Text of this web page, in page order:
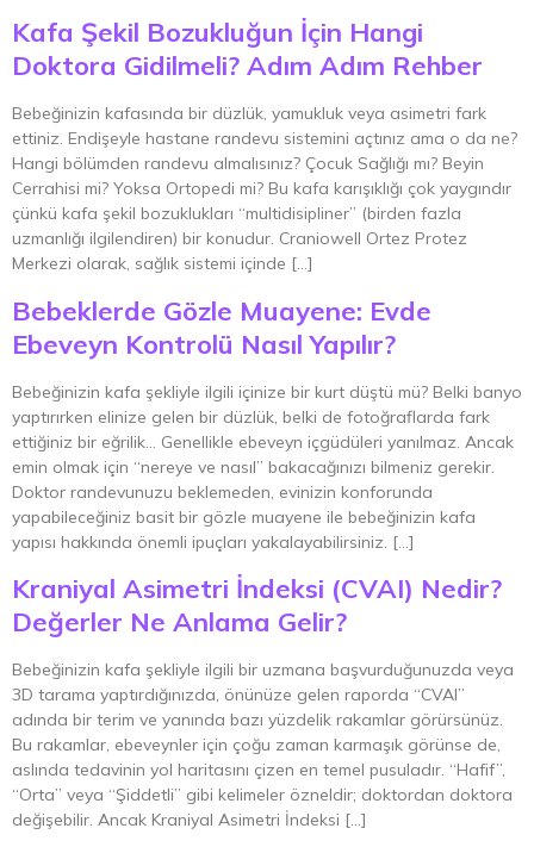
Kafa Şekil Bozukluğun İçin Hangi
Doktora Gidilmeli? Adım Adım Rehber
Bebeğinizin kafasında bir düzlük, yamukluk veya asimetri fark
ettiniz. Endişeyle hastane randevu sistemini açtınız ama o da ne?
Hangi bölümden randevu almalısınız? Çocuk Sağlığı mı? Beyin
Cerrahisi mi? Yoksa Ortopedi mi? Bu kafa karışıklığı çok yaygındır
çünkü kafa şekil bozuklukları “multidisipliner” (birden fazla
uzmanlığı ilgilendiren) bir konudur. Craniowell Ortez Protez
Merkezi olarak, sağlık sistemi içinde […]
Bebeklerde Gözle Muayene: Evde
Ebeveyn Kontrolü Nasıl Yapılır?
Bebeğinizin kafa şekliyle ilgili içinize bir kurt düştü mü? Belki banyo
yaptırırken elinize gelen bir düzlük, belki de fotoğraflarda fark
ettiğiniz bir eğrilik… Genellikle ebeveyn içgüdüleri yanılmaz. Ancak
emin olmak için “nereye ve nasıl” bakacağınızı bilmeniz gerekir.
Doktor randevunuzu beklemeden, evinizin konforunda
yapabileceğiniz basit bir gözle muayene ile bebeğinizin kafa
yapısı hakkında önemli ipuçları yakalayabilirsiniz. […]
Kraniyal Asimetri İndeksi (CVAI) Nedir?
Değerler Ne Anlama Gelir?
Bebeğinizin kafa şekliyle ilgili bir uzmana başvurduğunuzda veya
3D tarama yaptırdığınızda, önünüze gelen raporda “CVAI”
adında bir terim ve yanında bazı yüzdelik rakamlar görürsünüz.
Bu rakamlar, ebeveynler için çoğu zaman karmaşık görünse de,
aslında tedavinin yol haritasını çizen en temel pusuladır. “Hafif”,
“Orta” veya “Şiddetli” gibi kelimeler özneldir; doktordan doktora
değişebilir. Ancak Kraniyal Asimetri İndeksi […]